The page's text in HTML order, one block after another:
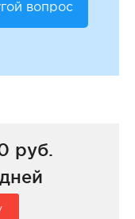
вопрос
руб.